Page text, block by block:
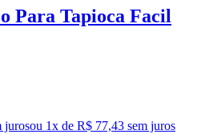
Para Tapioca Facil
jurosou 1x de R$ 77,43 sem juros